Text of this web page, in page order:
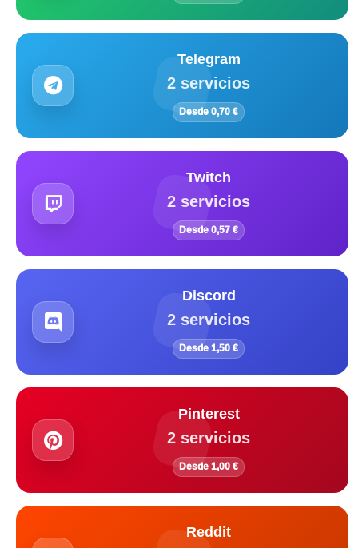
Telegram
2 servicios
Desde 0,70 €
Twitch
2 servicios
Desde 0,57 €
Discord
2 servicios
Desde 1,50 €
Pinterest
2 servicios
Desde 1,00 €
Reddit